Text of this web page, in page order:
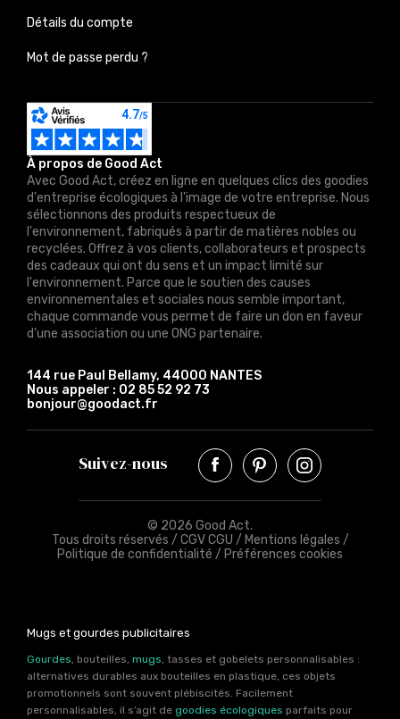
À propos de Good Act
Avec Good Act, créez en ligne en quelques clics des goodies
d'entreprise écologiques à l'image de votre entreprise. Nous
sélectionnons des produits respectueux de
l'environnement, fabriqués à partir de matières nobles ou
recyclées. Offrez à vos clients, collaborateurs et prospects
des cadeaux qui ont du sens et un impact limité sur
l'environnement. Parce que le soutien des causes
environnementales et sociales nous semble important,
chaque commande vous permet de faire un don en faveur
d'une association ou une ONG partenaire.
144 rue Paul Bellamy, 44000 NANTES
Nous appeler : 02 85 52 92 73
bonjour@goodact.fr
Détails du compte
Mot de passe perdu ?
Suivez-nous
© 2026 Good Act.
Tous droits réservés / CGV CGU / Mentions légales /
Politique de confidentialité / Préférences cookies
Mugs et gourdes publicitaires
Gourdes, bouteilles, mugs, tasses et gobelets personnalisables :
alternatives durables aux bouteilles en plastique, ces objets
promotionnels sont souvent plébiscités. Facilement
personnalisables, il s’agit de goodies écologiques parfaits pour